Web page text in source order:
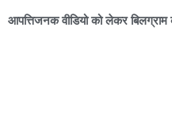
आपत्तिजनक वीडियो को लेकर बिलग्राम